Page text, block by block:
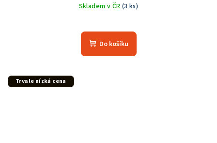
Skladem v ČR (3 ks)
hodnocení
produktu
Do košíku
Trvale nízká cena